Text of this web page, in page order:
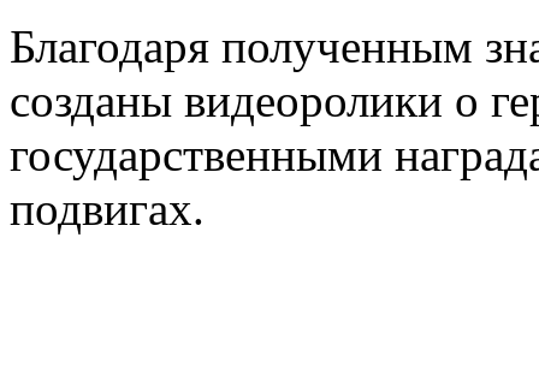
Благодаря полученным
созданы видеоролики о
государственными
подвигах.